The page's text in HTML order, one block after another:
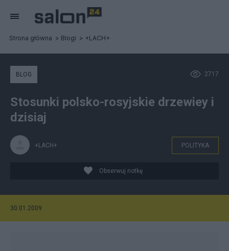
Strona główna Blogi +LACH+
2717
BLOG
Stosunki polsko-rosyjskie drzewiey i
dzisiaj
+LACH+ POLITYKA
Obserwuj notkę
30.01.2009